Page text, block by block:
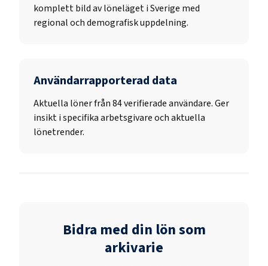
komplett bild av löneläget i Sverige med
regional och demografisk uppdelning.
Användarrapporterad data
Aktuella löner från 84 verifierade användare. Ger
insikt i specifika arbetsgivare och aktuella
lönetrender.
Bidra med din lön som
arkivarie